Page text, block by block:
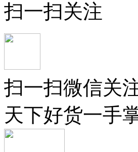
扫一扫关注
扫一扫微信关
天下好货一手